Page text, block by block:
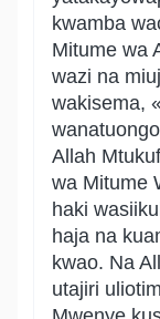
kwamba
Mitume wa
wazi na
wakisema,
Allah
wa Mitume
haki
haja na
kwao. Na
utajiri